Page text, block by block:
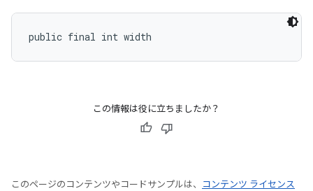
public final int width
この情報は役に立ちましたか？
このページのコンテンツやコードサンプルは、
コンテンツ ライセンス